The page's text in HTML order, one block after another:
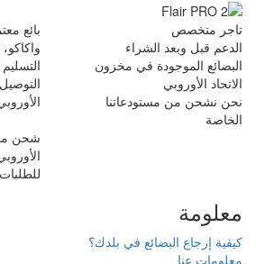
واكاكو، كافيلات، Flair وأكثر
التسليم في الاتحاد الأوروبي
التوصيل إلى كافة دول الاتحاد
الأوروبي
مخزون
شحن مجاني داخل الاتحاد
للطلبات التي تزيد عن يورو
في بلدك؟